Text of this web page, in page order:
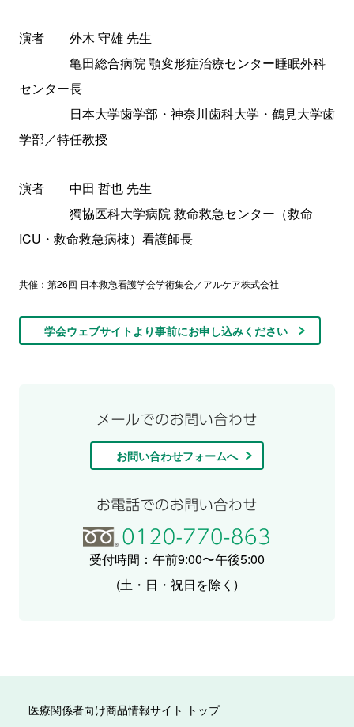
演者 外木 守雄 先生
亀田総合病院 顎変形症治療センター睡眠外科
センター長
日本大学歯学部・神奈川歯科大学・鶴見大学歯
学部／特任教授
演者 中田 哲也 先生
獨協医科大学病院 救命救急センター（救命
ICU・救命救急病棟）看護師長
共催：第26回 日本救急看護学会学術集会／アルケア株式会社
学会ウェブサイトより事前にお申し込みください
お問い合わせフォームへ
受付時間：午前9:00〜午後5:00
(土・日・祝日を除く)
医療関係者向け商品情報サイト トップ